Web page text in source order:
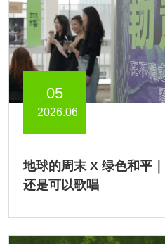
05
2026.06
地球的周末 X 绿色和平
还是可以歌唱